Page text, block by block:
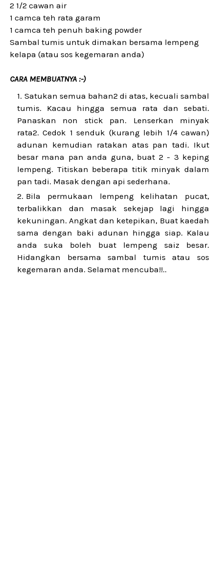
2 1/2 cawan air
1 camca teh rata garam
1 camca teh penuh baking powder
Sambal tumis untuk dimakan bersama lempeng
kelapa (atau sos kegemaran anda)
CARA MEMBUATNYA :-)
Satukan semua bahan2 di atas, kecuali sambal
tumis. Kacau hingga semua rata dan sebati.
Panaskan non stick pan. Lenserkan minyak
rata2. Cedok 1 senduk (kurang lebih 1/4 cawan)
adunan kemudian ratakan atas pan tadi. Ikut
besar mana pan anda guna, buat 2 - 3 keping
lempeng. Titiskan beberapa titik minyak dalam
pan tadi. Masak dengan api sederhana.
Bila permukaan lempeng kelihatan pucat,
terbalikkan dan masak sekejap lagi hingga
kekuningan. Angkat dan ketepikan, Buat kaedah
sama dengan baki adunan hingga siap. Kalau
anda suka boleh buat lempeng saiz besar.
Hidangkan bersama sambal tumis atau sos
kegemaran anda. Selamat mencuba!!..